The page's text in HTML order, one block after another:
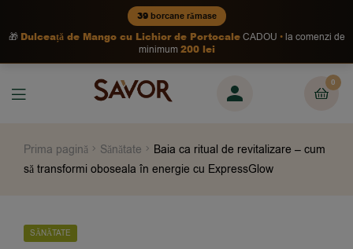
39borcane rămase
🎁 Dulceață de Mango cu Lichior de PortocaleCADOU
la comenzi de
minimum200 lei
0
Prima pagină Sănătate
Baia ca ritual de revitalizare – cum
să transformi oboseala în energie cu ExpressGlow
SĂNĂTATE